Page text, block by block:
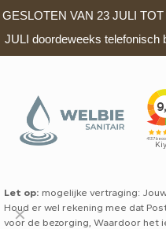
GESLOTEN VAN 23 JULI
JULI doordeweeks telefonisch
Let op: mogelijke vertraging:
Houd er wel rekening mee dat
voor de bezorging, Waardoor het
✕